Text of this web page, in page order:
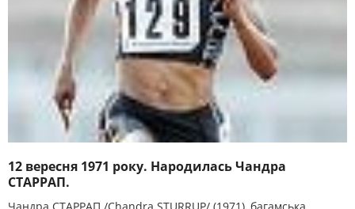
12 вересня 1971 року. Народилась Чандра
СТАРРАП.